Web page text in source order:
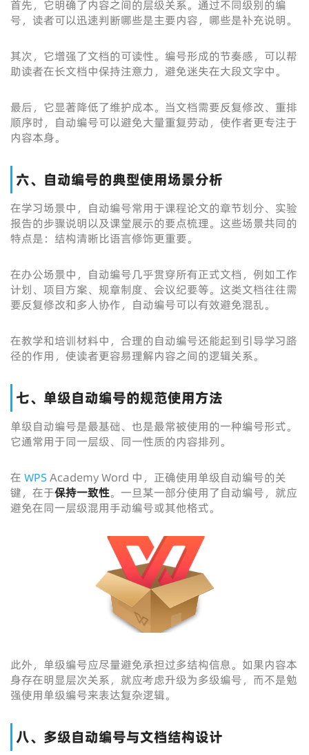
首先，它明确了内容之间的层级关系。通过不同级别的编
号，读者可以迅速判断哪些是主要内容，哪些是补充说明。
其次，它增强了文档的可读性。编号形成的节奏感，可以帮
助读者在长文档中保持注意力，避免迷失在大段文字中。
最后，它显著降低了维护成本。当文档需要反复修改、重排
顺序时，自动编号可以避免大量重复劳动，使作者更专注于
内容本身。
六、自动编号的典型使用场景分析
在学习场景中，自动编号常用于课程论文的章节划分、实验
报告的步骤说明以及课堂展示的要点梳理。这些场景共同的
特点是：结构清晰比语言修饰更重要。
在办公场景中，自动编号几乎贯穿所有正式文档，例如工作
计划、项目方案、规章制度、会议纪要等。这类文档往往需
要反复修改和多人协作，自动编号可以有效避免混乱。
在教学和培训材料中，合理的自动编号还能起到引导学习路
径的作用，使读者更容易理解内容之间的逻辑关系。
七、单级自动编号的规范使用方法
单级自动编号是最基础、也是最常被使用的一种编号形式。
它通常用于同一层级、同一性质的内容排列。
在 WPS Academy Word 中，正确使用单级自动编号的关
键，在于保持一致性。一旦某一部分使用了自动编号，就应
避免在同一层级混用手动编号或其他格式。
此外，单级编号应尽量避免承担过多结构信息。如果内容本
身存在明显层次关系，就应考虑升级为多级编号，而不是勉
强使用单级编号来表达复杂逻辑。
八、多级自动编号与文档结构设计